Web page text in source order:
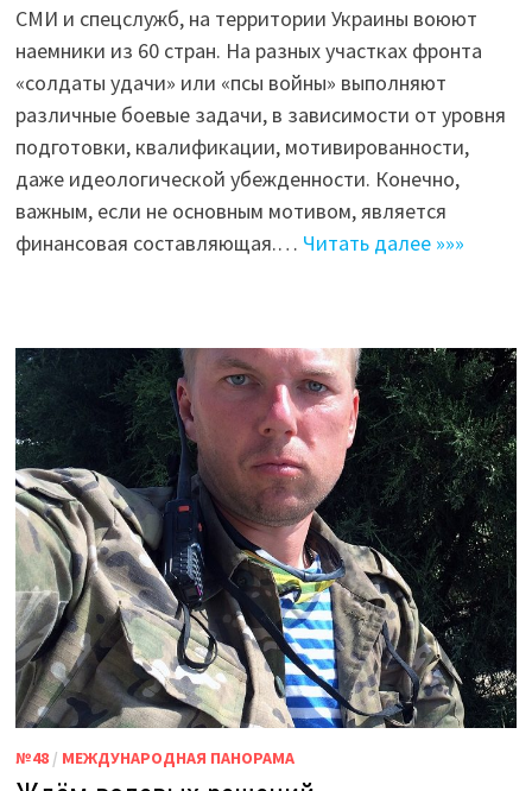
СМИ и спецслужб, на территории Украины воюют
наемники из 60 стран. На разных участках фронта
«солдаты удачи» или «псы войны» выполняют
различные боевые задачи, в зависимости от уровня
подготовки, квалификации, мотивированности,
даже идеологической убежденности. Конечно,
важным, если не основным мотивом, является
финансовая составляющая.… Читать далее »»»
№48/ МЕЖДУНАРОДНАЯ ПАНОРАМА